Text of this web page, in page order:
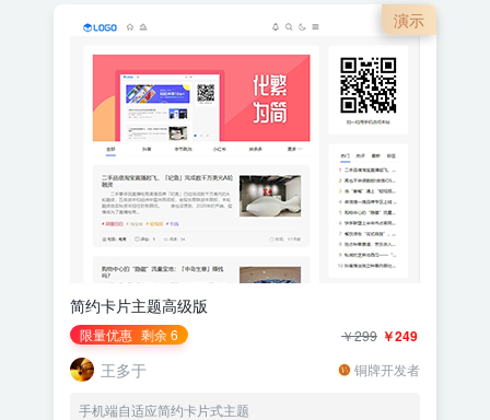
演示
简约卡片主题高级版
限量优惠 剩余 6 ￥249
￥299
王多于 铜牌开发者
手机端自适应简约卡片式主题